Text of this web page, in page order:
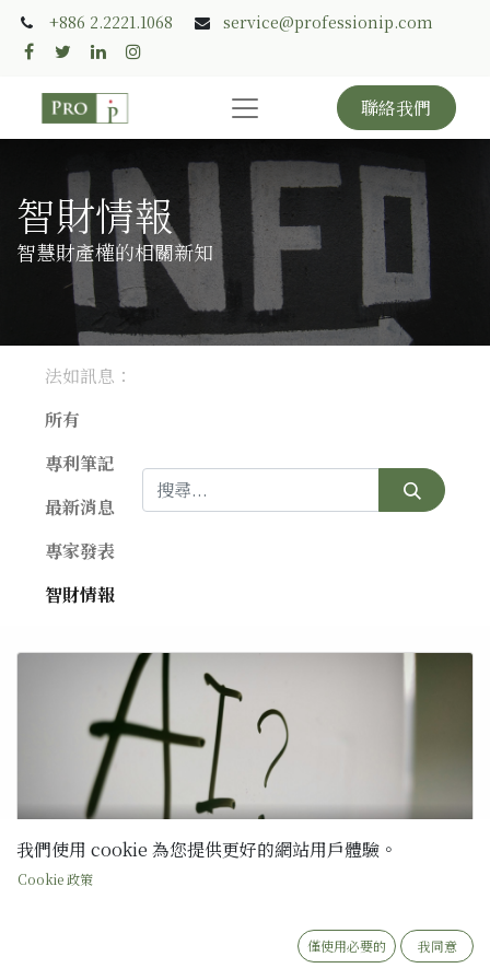
+886 2.2221.1068 service@professionip.com
聯絡我們
智財情報
智慧財產權的相關新知
法如訊息：
所有
專利筆記
最新消息
專家發表
智財情報
出版巨頭聯手控告 Google
提起著作權侵權的集體訴訟。原告指控 Google 在開發與訓練其生成
式 AI 模型（Gemini）的過程中，進行了規模龐大且未經授權的版權
我們使用 cookie 為您提供更好的網站用戶體驗。
Cookie 政策
僅使用必要的 我同意